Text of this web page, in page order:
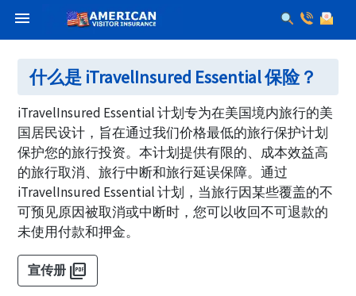
menu
什么是 iTravelInsured Essential 保险？
iTravelInsured Essential 计划专为在美国境内旅行的美
国居民设计，旨在通过我们价格最低的旅行保护计划
保护您的旅行投资。本计划提供有限的、成本效益高
的旅行取消、旅行中断和旅行延误保障。通过
iTravelInsured Essential 计划，当旅行因某些覆盖的不
可预见原因被取消或中断时，您可以收回不可退款的
未使用付款和押金。
宣传册 picture_as_pdf